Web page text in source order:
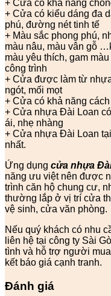
+ Cửa có khả năng
+ Cửa có kiểu dáng đa
phú, đường nét tinh tế
+ Màu sắc phong phú,
màu nâu, màu vân gỗ
màu yêu thích, gam
công trình
+ Cửa được làm từ
ngót, mối mọt
+ Cửa có khả năng
+ Cửa nhựa Đài Loan
ái, nhẹ nhàng
+ Cửa nhựa Đài Loan
nhất.
Ứng dụng cửa nhựa
năng ưu việt nên được
trình căn hộ chung cư,
thường lắp ở vị trí cửa
vệ sinh, cửa văn phòng.
Nếu quý khách có nhu
liên hệ tại công ty Sài
tình và hỗ trợ người
kết báo giá cạnh tranh.
Đánh giá